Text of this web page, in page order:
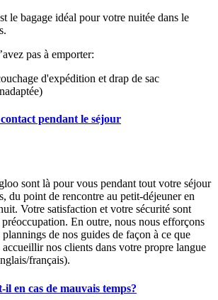
le bagage idéal pour votre nuitée dans le
pas à emporter:
d'expédition et drap de sac
pendant le séjour
sont là pour vous pendant tout votre séjour
du point de rencontre au petit-déjeuner en
Votre satisfaction et votre sécurité sont
En outre, nous nous efforçons
plannings de nos guides de façon à ce que
accueillir nos clients dans votre propre langue
français).
il en cas de mauvais temps?